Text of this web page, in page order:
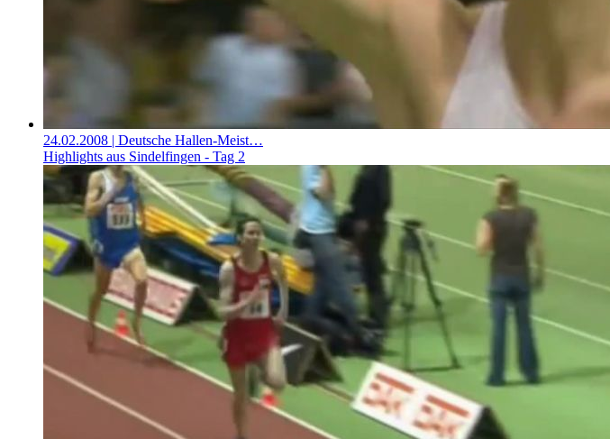
24.02.2008 | Deutsche Hallen-Meist…
Highlights aus Sindelfingen - Tag 2